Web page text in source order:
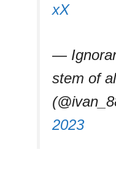
xX
—
stem of
2023